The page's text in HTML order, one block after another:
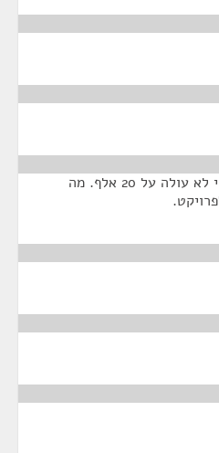
בנוי. לא קרקע. ערך מטר בנוי לא עולה על 20 אלף. מה